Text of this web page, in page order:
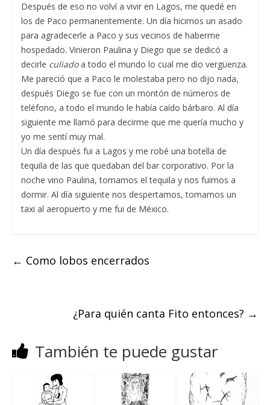
Después de eso no volví a vivir en Lagos, me quedé en
los de Paco permanentemente. Un día hicimos un asado
para agradecerle a Paco y sus vecinos de haberme
hospedado. Vinieron Paulina y Diego que se dedicó a
decirle culiadoa todo el mundo lo cual me dio vergüenza.
Me pareció que a Paco le molestaba pero no dijo nada,
después Diego se fue con un montón de números de
teléfono, a todo el mundo le había caído bárbaro. Al día
siguiente me llamó para decirme que me quería mucho y
yo me sentí muy mal.
Un día después fui a Lagos y me robé una botella de
tequila de las que quedaban del bar corporativo. Por la
noche vino Paulina, tomamos el tequila y nos fuimos a
dormir. Al día siguiente nos despertamos, tomamos un
taxi al aeropuerto y me fui de México.
← Como lobos encerrados
¿Para quién canta Fito entonces? →
También te puede gustar